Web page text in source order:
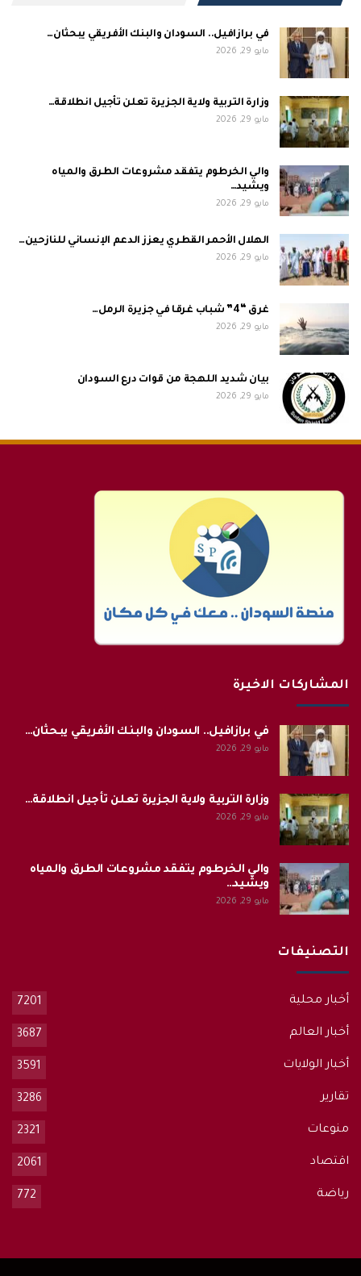
في برازافيل.. السودان والبنك الأفريقي يبحثان…
مايو 29, 2026
وزارة التربية ولاية الجزيرة تعلن تأجيل انطلاقة…
مايو 29, 2026
والي الخرطوم يتفقد مشروعات الطرق والمياه
ويشيد…
مايو 29, 2026
الهلال الأحمر القطري يعزز الدعم الإنساني للنازحين…
مايو 29, 2026
غرق “4” شباب غرقا في جزيرة الرمل…
مايو 29, 2026
بيان شديد اللهجة من قوات درع السودان
مايو 29, 2026
المشاركات الاخيرة
في برازافيل.. السودان والبنك الأفريقي يبحثان…
مايو 29, 2026
وزارة التربية ولاية الجزيرة تعلن تأجيل انطلاقة…
مايو 29, 2026
والي الخرطوم يتفقد مشروعات الطرق والمياه
ويشيد…
مايو 29, 2026
التصنيفات
أخبار محلية 7201
أخبار العالم 3687
أخبار الولايات 3591
تقارير 3286
منوعات 2321
اقتصاد 2061
رياضة 772